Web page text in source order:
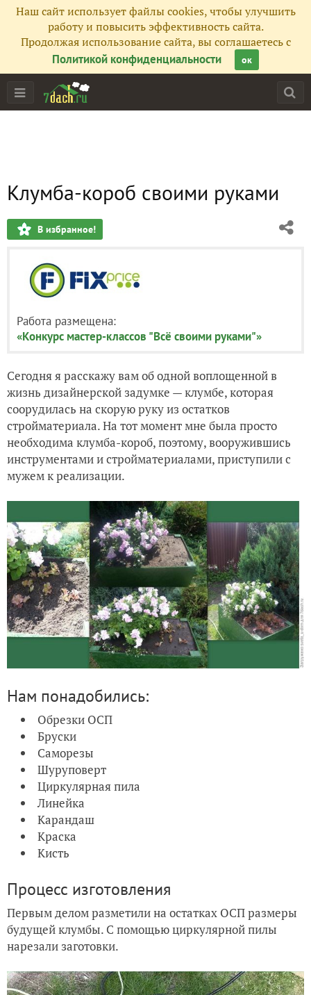
Наш сайт использует файлы cookies, чтобы улучшить
работу и повысить эффективность сайта.
Продолжая использование сайта, вы соглашаетесь с
Политикой конфиденциальности
ок
Клумба-короб своими руками
В избранное!
Работа размещена:
«Конкурс мастер-классов "Всё своими руками"»
Сегодня я расскажу вам об одной воплощенной в
жизнь дизайнерской задумке — клумбе, которая
соорудилась на скорую руку из остатков
стройматериала. На тот момент мне была просто
необходима клумба-короб, поэтому, вооружившись
инструментами и стройматериалами, приступили с
мужем к реализации.
Нам понадобились:
Обрезки ОСП
Бруски
Саморезы
Шуруповерт
Циркулярная пила
Линейка
Карандаш
Краска
Кисть
Процесс изготовления
Первым делом разметили на остатках ОСП размеры
будущей клумбы. С помощью циркулярной пилы
нарезали заготовки.